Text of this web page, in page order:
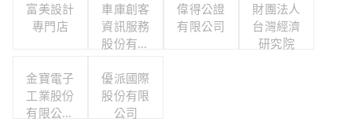
富美設計
專門店
車庫創客
資訊服務
股份有限
偉得公證
有限公司
財團法人
台灣經濟
研究院
金寶電子
工業股份
有限公司
優派國際
股份有限
公司